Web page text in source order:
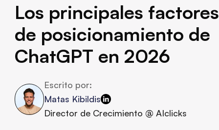
Los principales factores
de posicionamiento de
ChatGPT en 2026
Escrito por:
Matas Kibildis
Director de Crecimiento @ AIclicks